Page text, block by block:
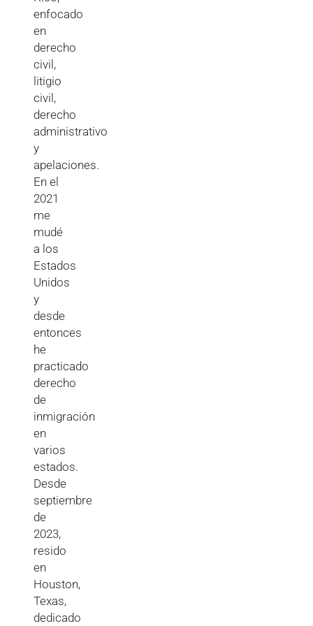
enfocado
en
derecho
civil,
litigio
civil,
derecho
administrativo
y
apelaciones.
En el
2021
me
mudé
a los
Estados
Unidos
y
desde
entonces
he
practicado
derecho
de
inmigración
en
varios
estados.
Desde
septiembre
de
2023,
resido
en
Houston,
Texas,
dedicado